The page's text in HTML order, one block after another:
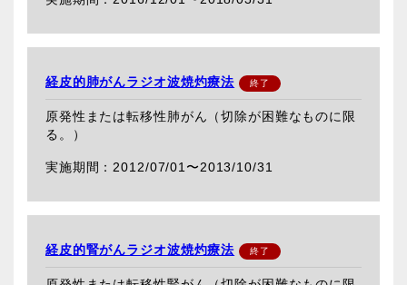
経皮的肺がんラジオ波焼灼療法
原発性または転移性肺がん（切除が困難なものに限
る。）
2012/07/01〜2013/10/31
経皮的腎がんラジオ波焼灼療法